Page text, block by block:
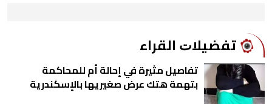
ﺗﻔﻀﻴﻼﺕ اﻟﻘﺮاء
تفاصيل مثيرة في إحالة أم للمحاكمة
بتهمة هتك عرض صغيريها بالإسكندرية